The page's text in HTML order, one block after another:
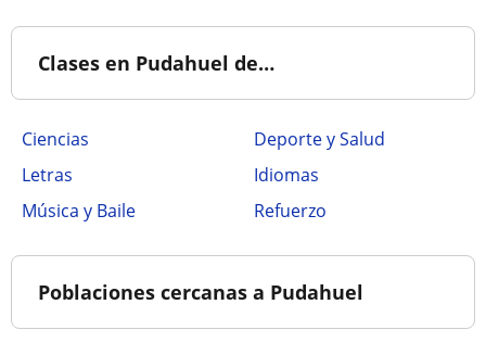
Clases en Pudahuel de…
Ciencias
Deporte y Salud
Letras
Idiomas
Música y Baile
Refuerzo
Poblaciones cercanas a Pudahuel